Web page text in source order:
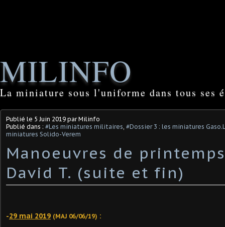
MILINFO
La miniature sous l'uniforme dans tous ses
Publié le 5 Juin 2019 par Milinfo
Publié dans : #Les miniatures militaires, #Dossier 3 : les miniatures
miniatures Solido-Verem
Manoeuvres de
David T. (suite et fin)
-29 mai 2019 (MAJ 06/06/19) :